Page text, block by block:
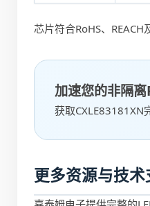
芯片符合RoHS、
加速您的非隔
获取CXLE83181XN
更多资源与技术